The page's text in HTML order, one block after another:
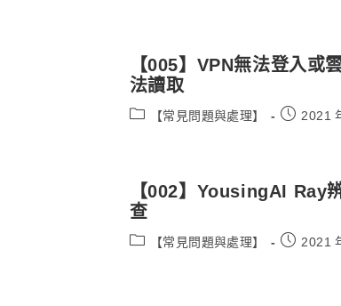
【005】VPN無法登入或
法讀取
Post
【常見問題與處理】
Post2021
【002】YousingAI Ray
查
Post
【常見問題與處理】
Post2021